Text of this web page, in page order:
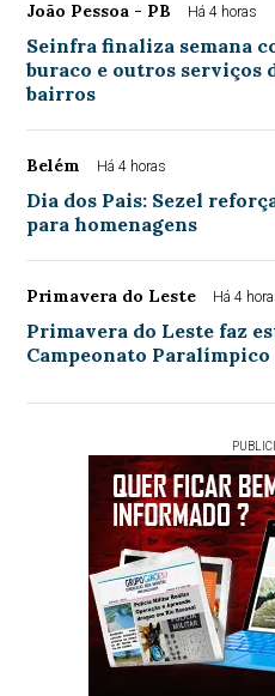
João Pessoa - PB Há 4 horas
Seinfra finaliza semana
buraco e outros serviços
bairros
Belém Há 4 horas
Dia dos Pais: Sezel
para homenagens
Primavera do Leste Há 4
Primavera do Leste faz
Campeonato Paralímpico